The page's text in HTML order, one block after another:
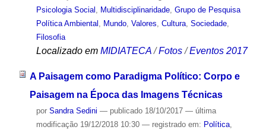
Psicologia Social , Multidisciplinaridade, Grupo de Pesquisa
Política Ambiental , Mundo, Valores, Cultura, Sociedade,
Filosofia
Localizado em MIDIATECA /Fotos /Eventos 2017
A Paisagem como Paradigma Político: Corpo e
Paisagem na Época das Imagens Técnicas
por Sandra Sedini — publicado18/10/2017 — última
modificação19/12/2018 10:30 — registrado em: Política,